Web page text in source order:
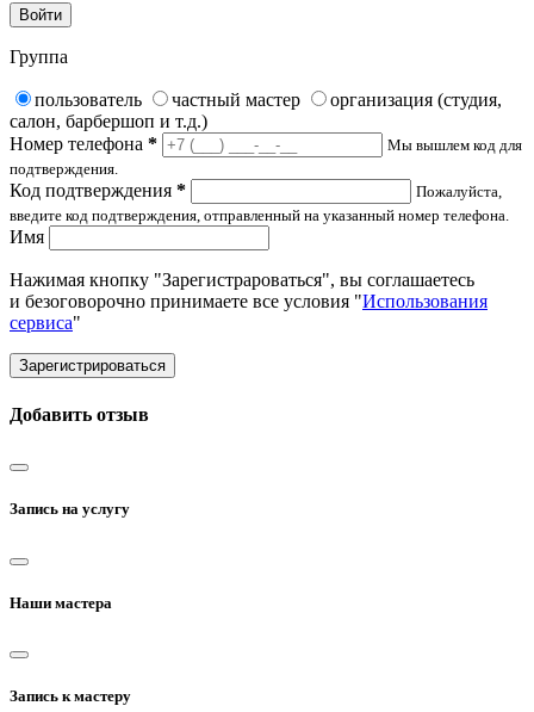
Войти
Группа
пользователь частный мастер
организация (студия,
салон, барбершоп и т.д.)
Номер телефона *
Мы вышлем код для
подтверждения.
Код подтверждения *
Пожалуйста,
введите код подтверждения, отправленный на указанный номер телефона.
Имя
Нажимая кнопку "Зарегистрароваться", вы соглашаетесь
и безоговорочно принимаете все условия "Использования
сервиса"
Зарегистрироваться
Добавить отзыв
Запись на услугу
Наши мастера
Запись к мастеру